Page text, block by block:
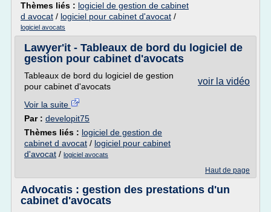
Thèmes liés : logiciel de gestion de cabinet
d avocat / logiciel pour cabinet d'avocat /
logiciel avocats
Lawyer'it - Tableaux de bord du logiciel de
gestion pour cabinet d'avocats
voir la vidéo
Tableaux de bord du logiciel de gestion
pour cabinet d'avocats
Voir la suite
Par : developit75
Thèmes liés : logiciel de gestion de
cabinet d avocat / logiciel pour cabinet
d'avocat / logiciel avocats
Haut de page
Advocatis : gestion des prestations d'un
cabinet d'avocats